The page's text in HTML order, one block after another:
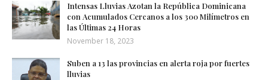
Intensas Lluvias Azotan la República Dominicana
con Acumulados Cercanos a los 300 Milímetros en
las Últimas 24 Horas
November 18, 2023
Suben a 13 las provincias en alerta roja por fuertes
lluvias